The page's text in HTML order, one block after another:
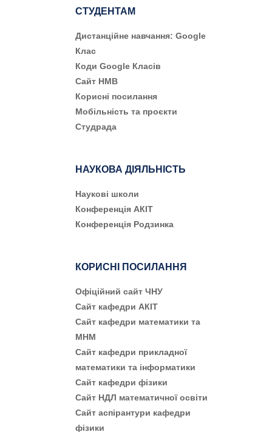
СТУДЕНТАМ
Дистанційне навчання: Google
Клас
Коди Google Класів
Сайт НМВ
Корисні посилання
Мобільність та проєкти
Студрада
НАУКОВА ДІЯЛЬНІСТЬ
Наукові школи
Конференція АКІТ
Конференція Родзинка
КОРИСНІ ПОСИЛАННЯ
Офіційний сайт ЧНУ
Сайт кафедри АКІТ
Сайт кафедри математики та
МНМ
Сайт кафедри прикладної
математики та інформатики
Сайт кафедри фізики
Сайт НДЛ математичної освіти
Сайт аспірантури кафедри
фізики